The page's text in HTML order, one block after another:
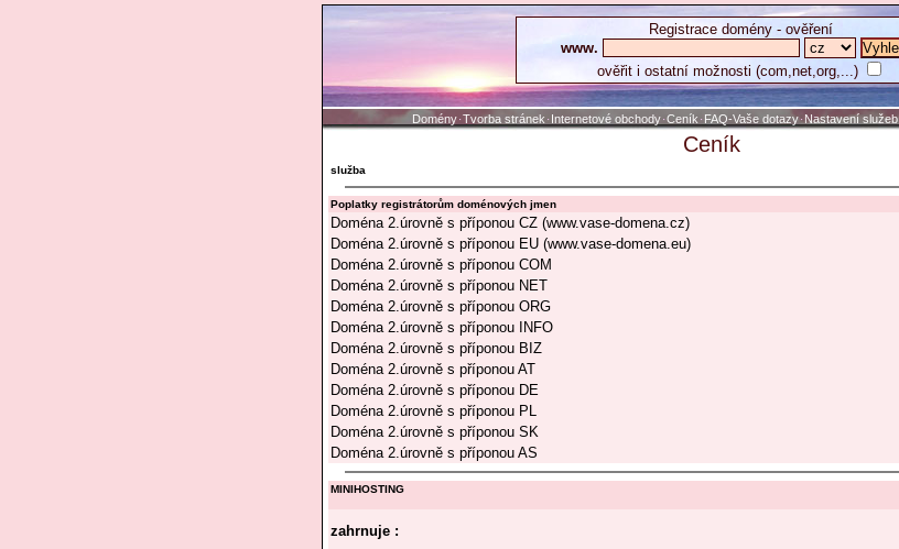
Registrace domény - ověření
www.
ověřit i ostatní možnosti (com,net,org,...)
Domény·Tvorba stránek · Internetové obchody·Ceník · FAQ-Vaše dotazy·Nastavení služeb
Ceník
služba
Poplatky registrátorům doménových jmen
Doména 2.úrovně s příponou CZ (www.vase-domena.cz)
Doména 2.úrovně s příponou EU (www.vase-domena.eu)
Doména 2.úrovně s příponou COM
Doména 2.úrovně s příponou NET
Doména 2.úrovně s příponou ORG
Doména 2.úrovně s příponou INFO
Doména 2.úrovně s příponou BIZ
Doména 2.úrovně s příponou AT
Doména 2.úrovně s příponou DE
Doména 2.úrovně s příponou PL
Doména 2.úrovně s příponou SK
Doména 2.úrovně s příponou AS
MINIHOSTING
zahrnuje :